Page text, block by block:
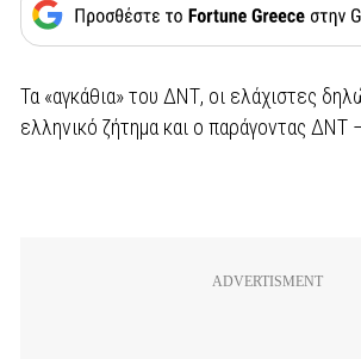
Τα «αγκάθια» του ΔΝΤ, οι ελάχιστες
ελληνικό ζήτημα και ο παράγοντας ΔΝΤ